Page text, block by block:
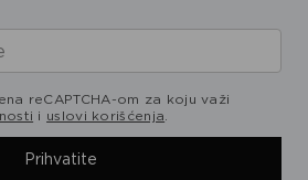
reCAPTCHA-om za koju važi
i uslovi korišćenja.
Prihvatite